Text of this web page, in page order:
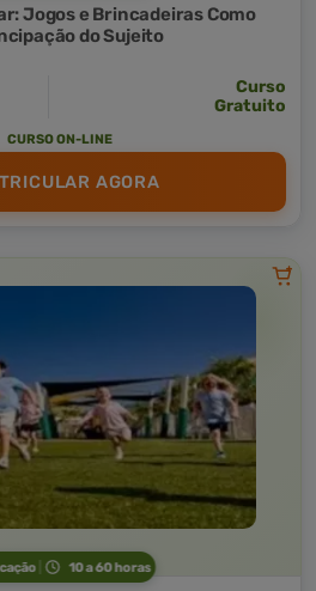
Jogos e Brincadeiras Como
do Sujeito
Curso
Gratuito
CURSO ON-LINE
AGORA
10 a 60 horas